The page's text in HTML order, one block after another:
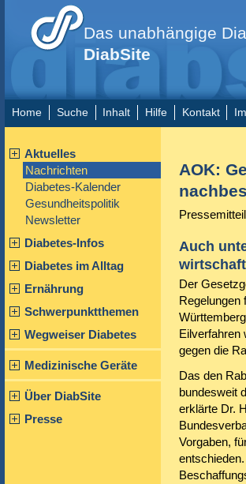
Das unabhängige
DiabSite
Home Suche Inhalt Hilfe Kontakt
Aktuelles
Nachrichten
Diabetes-Kalender
Gesundheitspolitik
Newsletter
Diabetes-Infos
Diabetes im Alltag
Ernährung
Schwerpunktthemen
Wegweiser Diabetes
Medizinische Geräte
Über DiabSite
Presse
AOK:
Auch
Der
Regelungen
Eilverfahren
gegen die
Das den
bundesweit
erklärte Dr.
Vorgaben,